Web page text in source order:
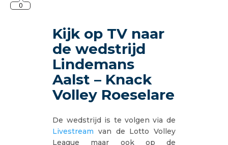
0
Kijk op TV naar
de wedstrijd
Lindemans
Aalst – Knack
Volley Roeselare
De wedstrijd is te volgen via de
Livestream van de Lotto Volley
League maar ook op de